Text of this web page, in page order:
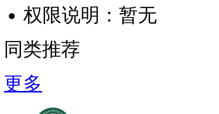
权限说明： 暂无
同类推荐
更多